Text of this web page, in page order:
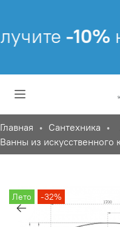
-10%
Главная Сантехника
Ванны из искусственного
Лето -32%